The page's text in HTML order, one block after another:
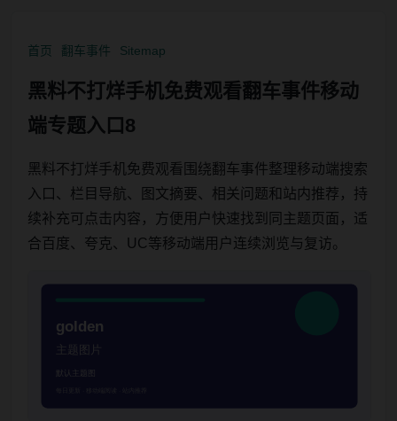
首页 翻车事件 Sitemap
黑料不打烊手机免费观看翻车事件移动
端专题入口8
黑料不打烊手机免费观看围绕翻车事件整理移动端搜索
入口、栏目导航、图文摘要、相关问题和站内推荐，持
续补充可点击内容，方便用户快速找到同主题页面，适
合百度、夸克、UC等移动端用户连续浏览与复访。